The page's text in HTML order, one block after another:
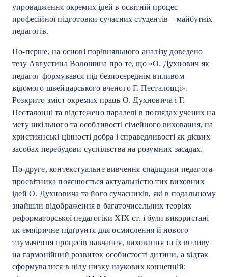
упровадження окремих ідей в освітній процес
професійної підготовки сучасних студентів – майбутніх
педагогів.
По-перше, на основі порівняльного аналізу доведено
тезу Августина Волошина про те, що «О. Духнович як
педагог формувався під безпосереднім впливом
відомого швейцарського вченого Г. Песталоцці».
Розкрито зміст окремих праць О. Духновича і Г.
Песталоцці та відстежено паралелі в поглядах учених на
мету шкільного та особливості сімейного виховання, на
християнські цінності добра і справедливості як дієвих
засобах перебудови суспільства на розумних засадах.
По-друге, контекстуальне вивчення спадщини педагога-
просвітника пояснюється актуальністю тих виховних
ідей О. Духновича та його сучасників, які в подальшому
знайшли відображення в багаточисельних теоріях
реформаторської педагогіки ХІХ ст. і були використані
як емпіричне підґрунтя для осмислення й нового
тлумачення процесів навчання, виховання та їх впливу
на гармонійний розвиток особистості дитини, а відтак
сформувалися в цілу низку наукових концепцій: